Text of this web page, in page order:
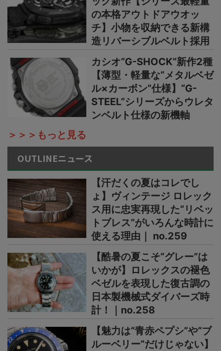
の本格アウトドアウオッ
チ】小物を収納できる新構
造リバーシブルベルト採用
カシオ“G-SHOCK”新作2種
【薄型・軽量な“メタルベゼ
ル×カーボン”仕様】“G-
STEEL”シリーズからウレタ
ンベルト仕様の新機軸
＞＞＞もっと見る
OUTLINEニュース
【汗だくの夏はコレでし
ょ】ヴィンテージ ロレック
ス用に忠実再現した“リベッ
トブレス”がいろんな時計に
使える理由｜ no.259
【酷暑の夏こそ“グレー”は
いかが】ロレックスの褪色
ベゼルを表現した復古調の
日本製機械式ダイバーズ時
計！｜no.258
【魅力は“青赤ペプシ”や“ブ
ルーベリー”だけじゃない】